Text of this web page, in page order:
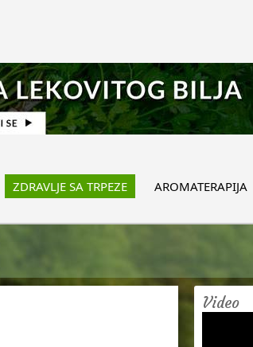
ZDRAVLJE SA TRPEZE AROMATERAPIJA
Video